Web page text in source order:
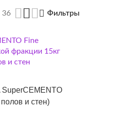
36 Фильтры
SuperCEMENTO
и стен)